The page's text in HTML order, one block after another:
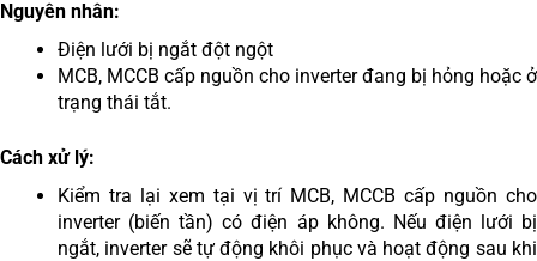
Nguyên nhân:
Điện lưới bị ngắt đột ngột
MCB, MCCB cấp nguồn cho inverter đang bị hỏng hoặc ở
trạng thái tắt.
Cách xử lý:
Kiểm tra lại xem tại vị trí MCB, MCCB cấp nguồn cho
inverter (biến tần) có điện áp không. Nếu điện lưới bị
ngắt, inverter sẽ tự động khôi phục và hoạt động sau khi